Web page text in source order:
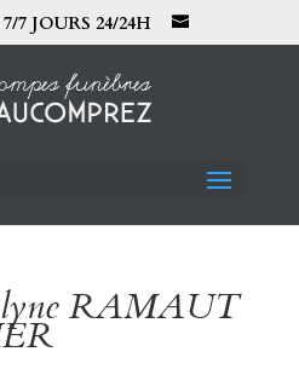
7/7 JOURS 24/24H
RAMAUT